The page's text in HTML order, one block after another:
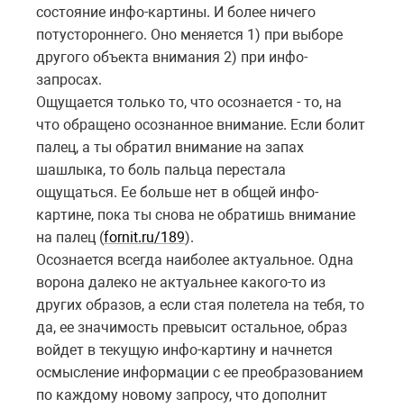
состояние инфо-картины. И более ничего
потустороннего. Оно меняется 1) при выборе
другого объекта внимания 2) при инфо-
запросах.
Ощущается только то, что осознается - то, на
что обращено осознанное внимание. Если болит
палец, а ты обратил внимание на запах
шашлыка, то боль пальца перестала
ощущаться. Ее больше нет в общей инфо-
картине, пока ты снова не обратишь внимание
на палец (fornit.ru/189).
Осознается всегда наиболее актуальное. Одна
ворона далеко не актуальнее какого-то из
других образов, а если стая полетела на тебя, то
да, ее значимость превысит остальное, образ
войдет в текущую инфо-картину и начнется
осмысление информации с ее преобразованием
по каждому новому запросу, что дополнит